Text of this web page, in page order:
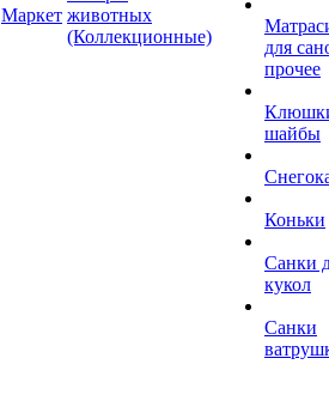
Маркет животных
(Коллекционные)
для
прочее
шайбы
Коньки
Санки
кукол
Санки